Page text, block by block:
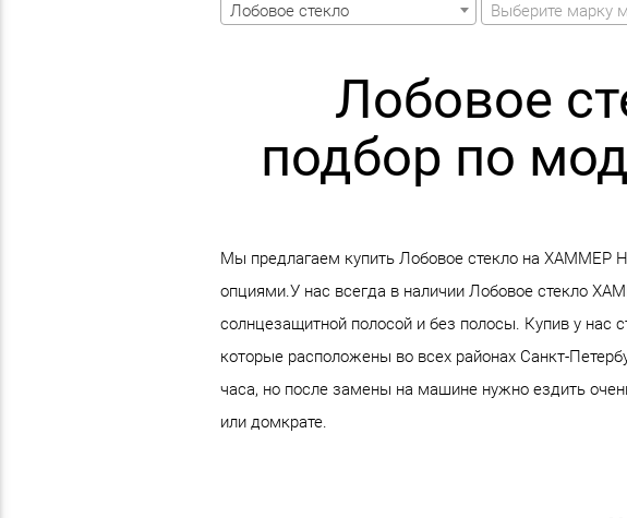
Лобовое стекло
Лобовое
подбор по
Мы предлагаем купить Лобовое стекло на ХАММЕР
опциями.У нас всегда в наличии Лобовое стекло
солнцезащитной полосой и без полосы. Купив у нас
которые расположены во всех районах Санкт-
часа, но после замены на машине нужно ездить
или домкрате.